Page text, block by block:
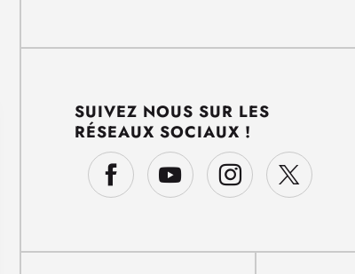
SUIVEZ NOUS SUR LES
RÉSEAUX SOCIAUX !